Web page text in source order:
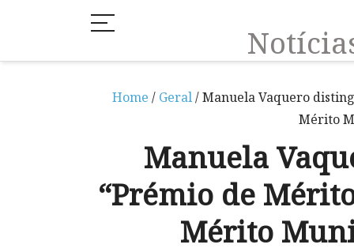
Home / Geral/ Manuela Vaquero
Mérito
Manuela
“Prémio de
Mérito